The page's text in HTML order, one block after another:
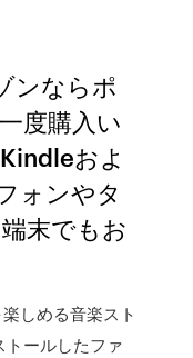
ンならポ
度購入い
およ
ォンやタ
末でもお
しめる音楽スト
ールしたファ